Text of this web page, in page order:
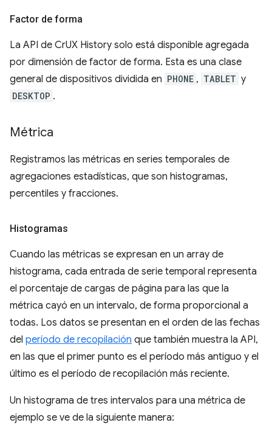
Factor de forma
La API de CrUX History solo está disponible agregada
por dimensión de factor de forma. Esta es una clase
general de dispositivos dividida en PHONE , TABLET y
DESKTOP .
Métrica
Registramos las métricas en series temporales de
agregaciones estadísticas, que son histogramas,
percentiles y fracciones.
Histogramas
Cuando las métricas se expresan en un array de
histograma, cada entrada de serie temporal representa
el porcentaje de cargas de página para las que la
métrica cayó en un intervalo, de forma proporcional a
todas. Los datos se presentan en el orden de las fechas
del período de recopilación que también muestra la API,
en las que el primer punto es el período más antiguo y el
último es el período de recopilación más reciente.
Un histograma de tres intervalos para una métrica de
ejemplo se ve de la siguiente manera: